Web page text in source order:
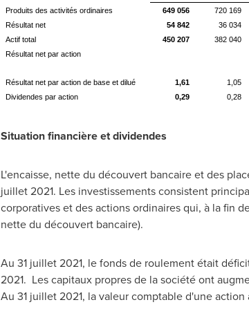
Produits des activités ordinaires
649 056 720 169
Résultat net
54 842 36 034
Actif total
450 207 382 040
Résultat net par action
Résultat net par action de base et dilué 1,61 1,05
Dividendes par action
0,29 0,28
Situation financière et dividendes
L'encaisse, nette du découvert bancaire et des
juillet 2021. Les investissements consistent
corporatives et des actions ordinaires qui, à la fin
nette du découvert bancaire).
Au 31 juillet 2021, le fonds de roulement était
2021. Les capitaux propres de la société ont
Au 31 juillet 2021, la valeur comptable d'une